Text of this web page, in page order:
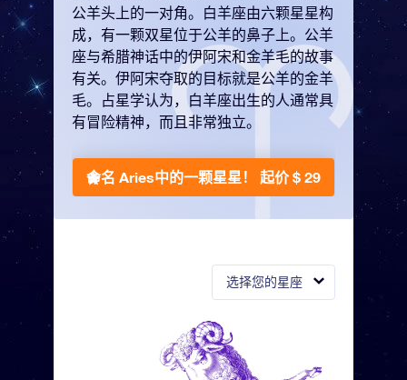
选择您的星座
公羊头上的一对角。白羊座由六颗星星构
成，有一颗双星位于公羊的鼻子上。公羊
座与希腊神话中的伊阿宋和金羊毛的故事
有关。伊阿宋夺取的目标就是公羊的金羊
毛。占星学认为，白羊座出生的人通常具
有冒险精神，而且非常独立。
命名 Aries中的一颗星星！ 起价 $ 29